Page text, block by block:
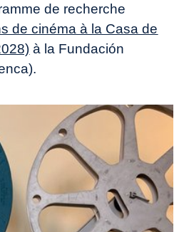
de recherche
de cinéma à la Casa de
à la Fundación